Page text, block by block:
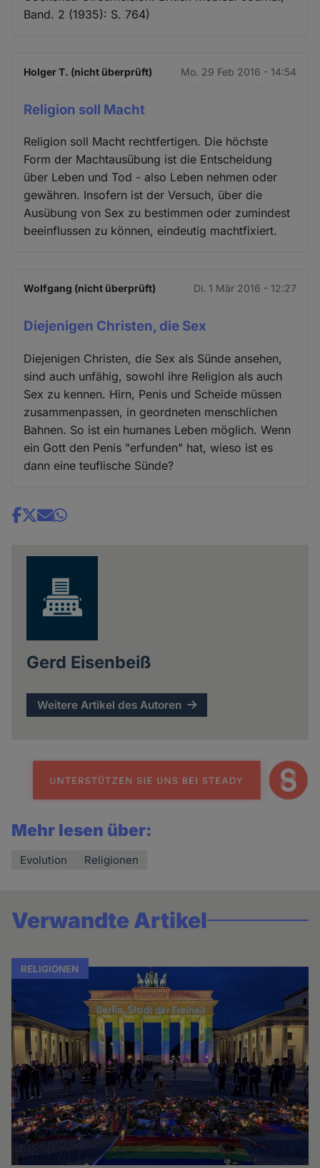
Band. 2 (1935): S. 764)
Holger T. (nicht überprüft) Mo. 29 Feb 2016 - 14:54
Religion soll Macht
Religion soll Macht rechtfertigen. Die höchste
Form der Machtausübung ist die Entscheidung
über Leben und Tod - also Leben nehmen oder
gewähren. Insofern ist der Versuch, über die
Ausübung von Sex zu bestimmen oder zumindest
beeinflussen zu können, eindeutig machtfixiert.
Wolfgang (nicht überprüft) Di. 1 Mär 2016 - 12:27
Diejenigen Christen, die Sex
Diejenigen Christen, die Sex als Sünde ansehen,
sind auch unfähig, sowohl ihre Religion als auch
Sex zu kennen. Hirn, Penis und Scheide müssen
zusammenpassen, in geordneten menschlichen
Bahnen. So ist ein humanes Leben möglich. Wenn
ein Gott den Penis "erfunden" hat, wieso ist es
dann eine teuflische Sünde?
Share
Gerd Eisenbeiß
Weitere Artikel des Autoren
Mehr lesen über:
Evolution Religionen
Verwandte Artikel
RELIGIONEN